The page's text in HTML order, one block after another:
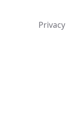
Privacy